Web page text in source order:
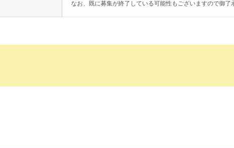
なお、既に募集が終了している可能性もございますので御了